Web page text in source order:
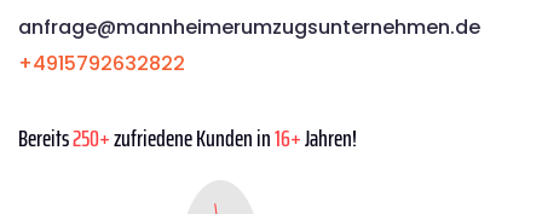
anfrage@mannheimerumzugsunternehmen.de
+4915792632822
Bereits250+zufriedene Kunden in16+Jahren!